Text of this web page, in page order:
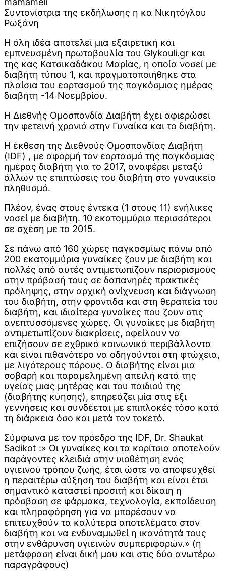
Συντονίστρια της εκδήλωσης η κα Νικητόγλου
Ρωξάνη
Η όλη ιδέα αποτελεί μια εξαιρετική και
εμπνευσμένη πρωτοβουλία του Glykouli.gr και
της κας Κατσικαδάκου Μαρίας, η οποία νοσεί με
διαβήτη τύπου 1, και πραγματοποιήθηκε στα
πλαίσια του εορτασμού της παγκόσμιας ημέρας
διαβήτη -14 Νοεμβρίου.
Η Διεθνής Ομοσπονδία Διαβήτη έχει αφιερώσει
την φετεινή χρονιά στην Γυναίκα και το διαβήτη.
Η έκθεση της Διεθνούς Ομοσπονδίας Διαβήτη
(IDF) , με αφορμή τον εορτασμό της παγκόσμιας
ημέρας διαβήτη για το 2017, αναφέρει μεταξύ
άλλων τις επιπτώσεις του διαβήτη στο γυναικείο
πληθυσμό.
Πλέον, ένας στους έντεκα (1 στους 11) ενήλικες
νοσεί με διαβήτη. 10 εκατομμύρια περισσότεροι
σε σχέση με το 2015.
Σε πάνω από 160 χώρες παγκοσμίως πάνω από
200 εκατομμύρια γυναίκες ζουν με διαβήτη και
πολλές από αυτές αντιμετωπίζουν περιορισμούς
στην πρόβασή τους σε δαπανηρές πρακτικές
πρόληψης, στην αρχική ανίχνευση και διάγνωση
του διαβήτη, στην φροντίδα και στη θεραπεία του
διαβήτη, και ιδιαίτερα γυναίκες που ζουν στις
ανεπτυσσόμενες χώρες. Οι γυναίκες με διαβήτη
αντιμετωπίζουν διακρίσεις, οφείλουν να
επιζήσουν σε εχθρικά κοινωνικά περιβάλλοντα
και είναι πιθανότερο να οδηγούνται στη φτώχεια,
με λιγότερους πόρους. Ο διαβήτης είναι μια
σοβαρή και παραμελημένη απειλή κατά της
υγείας μιας μητέρας και του παιδιού της
(διαβήτης κύησης), επηρεάζει μία στις έξι
γεννήσεις και συνδέεται με επιπλοκές τόσο κατά
τη διάρκεια όσο και μετά τον τοκετό.
Σύμφωνα με τον πρόεδρο της IDF, Dr. Shaukat
Sadikot :» Οι γυναίκες και τα κορίτσια αποτελούν
παράγοντες κλειδιά στην υιοθέτηση ενός
υγιεινού τρόπου ζωής, έτσι ώστε να αποφευχθεί
η περαιτέρω αύξηση του διαβήτη και είναι έτσι
σημαντικό καταστεί προσιτή και δίκαιη η
πρόσβαση σε φάρμακα, τεχνολογία, εκπαίδευση
και πληροφόρηση για να μπορέσουν να
επιτευχθούν τα καλύτερα αποτελέματα στον
διαβήτη και να ενδυναμωθεί η ικανότητά τους
στην ενθάρυνση υγιεινών συμπεριφορών.» (η
μετάφραση είναι δική μου και στις δύο ανωτέρω
παραγράφους)